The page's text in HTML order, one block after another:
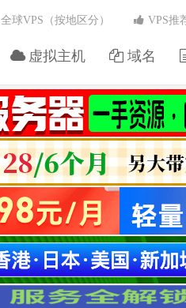
虚拟主机 域名
全球VPS（按地区分） VPS推